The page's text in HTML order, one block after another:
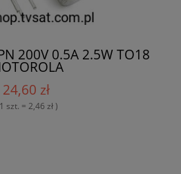
200V 0.5A 2.5W TO18
24,60 zł
szt. = 2,46 zł )